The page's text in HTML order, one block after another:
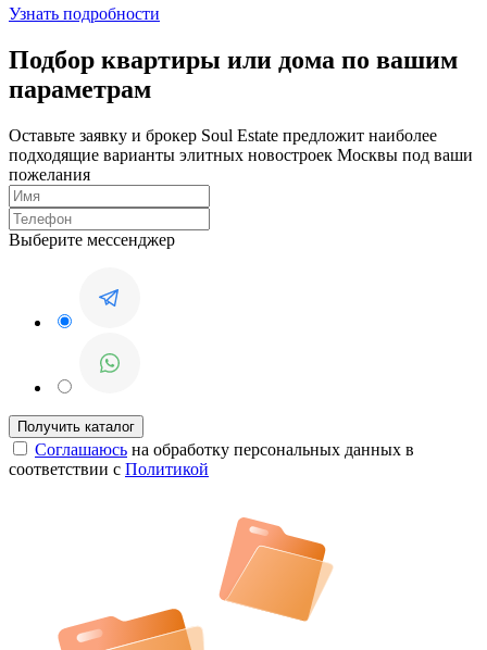
Узнать подробности
Подбор квартиры или дома по вашим
параметрам
Оставьте заявку и брокер Soul Estate предложит наиболее
подходящие варианты элитных новостроек Москвы под ваши
пожелания
Выберите мессенджер
Соглашаюсь на обработку персональных данных в
соответствии с Политикой